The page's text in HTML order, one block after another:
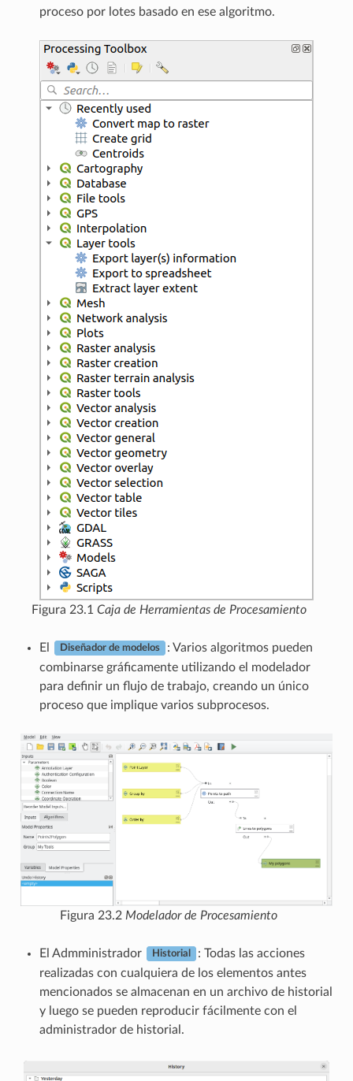
proceso por lotes basado en ese algoritmo.
Figura 23.1 Caja de Herramientas de Procesamiento
El Diseñador de modelos
: Varios algoritmos pueden
combinarse gráficamente utilizando el modelador
para definir un flujo de trabajo, creando un único
proceso que implique varios subprocesos.
Figura 23.2 Modelador de Procesamiento
El Admministrador Historial
: Todas las acciones
realizadas con cualquiera de los elementos antes
mencionados se almacenan en un archivo de historial
y luego se pueden reproducir fácilmente con el
administrador de historial.